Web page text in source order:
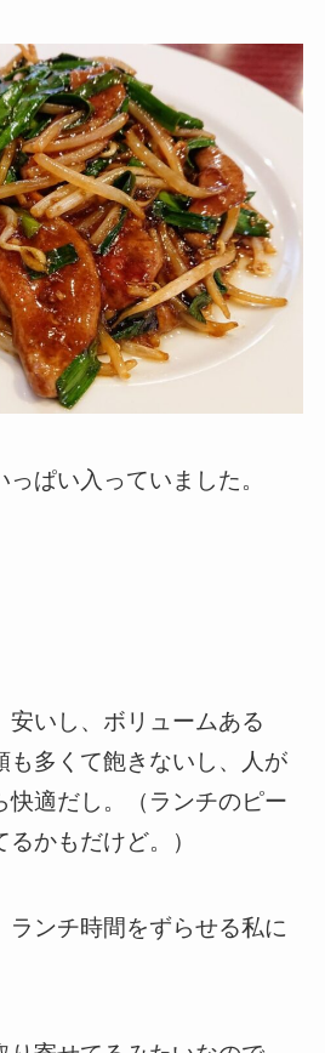
ぱい入っていました。
安いし、ボリュームある
も多くて飽きないし、人が
快適だし。（ランチのピー
かもだけど。）
ランチ時間をずらせる私に